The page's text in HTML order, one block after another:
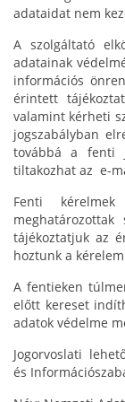
adataidat nem
A szolgáltató
adatainak
információs
érintett
valamint kérheti
jogszabályban
továbbá a fenti
tiltakozhat az e-
Fenti
tájékoztatjuk az
hoztunk a
A fentieken
előtt kereset
adatok védelme
Jogorvoslati
és